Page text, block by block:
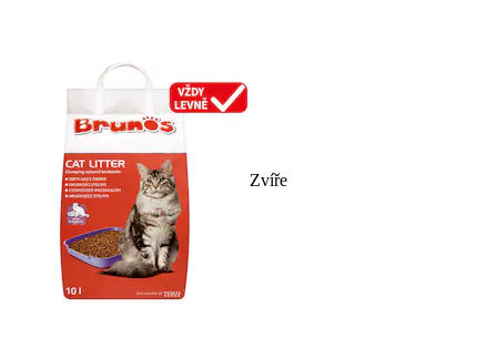
Zvíře